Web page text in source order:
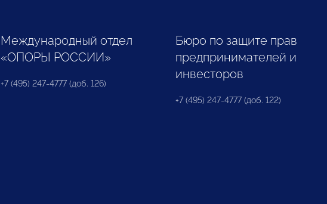
Международный отдел
«ОПОРЫ РОССИИ»
+7 (495) 247-4777 (доб. 126)
Бюро по защите прав
предпринимателей и
инвесторов
+7 (495) 247-4777 (доб. 122)